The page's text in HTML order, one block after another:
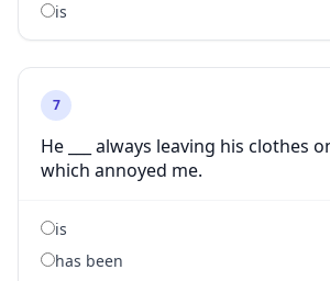
is
7
He ___ always leaving his clothes
which annoyed me.
is
has been